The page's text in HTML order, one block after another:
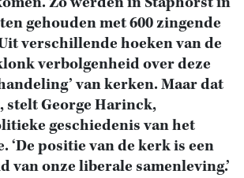
gehouden met 600 zingende
verschillende hoeken van de
verbolgenheid over deze
van kerken. Maar dat
stelt George Harinck,
geschiedenis van het
‘De positie van de kerk is een
van onze liberale samenleving.’